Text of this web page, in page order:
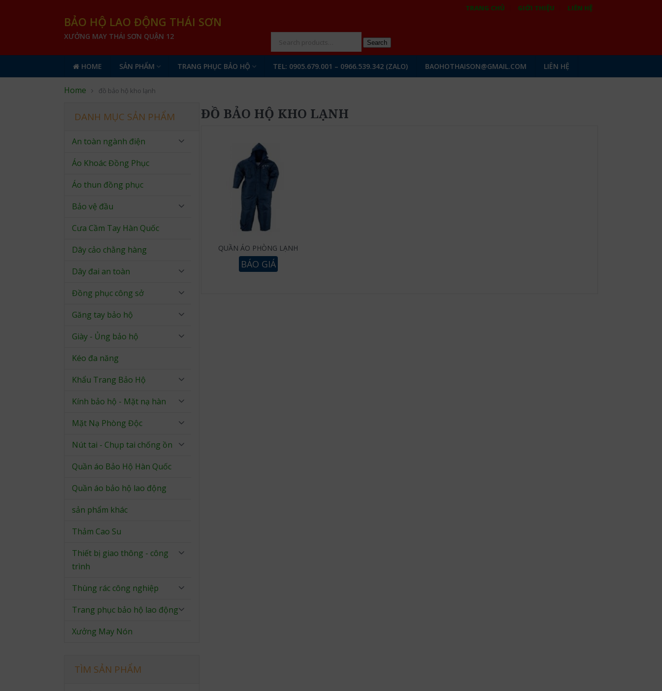
TRANG CHỦ GIỚI THIỆU LIÊN HỆ
BẢO HỘ LAO ĐỘNG THÁI SƠN
XƯỞNG MAY THÁI SƠN QUẬN 12
Search
HOME SẢN PHẨM TRANG PHỤC BẢO HỘ TEL: 0905.679.001 – 0966.539.342 (ZALO) BAOHOTHAISON@GMAIL.COM LIÊN HỆ
Home đồ bảo hộ kho lạnh
ĐỒ BẢO HỘ KHO LẠNH
QUẦN ÁO PHÒNG LẠNH
BÁO GIÁ
DANH MỤC SẢN PHẨM
An toàn ngành điện
Áo Khoác Đồng Phục
Áo thun đồng phục
Bảo vệ đầu
Cưa Cầm Tay Hàn Quốc
Dây cảo chằng hàng
Dây đai an toàn
Đồng phục công sở
Găng tay bảo hộ
Giày - Ủng bảo hộ
Kéo đa năng
Khẩu Trang Bảo Hộ
Kính bảo hộ - Mặt nạ hàn
Mặt Nạ Phòng Độc
Nút tai - Chụp tai chống ồn
Quần áo Bảo Hộ Hàn Quốc
Quần áo bảo hộ lao động
sản phẩm khác
Thảm Cao Su
Thiết bị giao thông - công
trình
Thùng rác công nghiệp
Trang phục bảo hộ lao động
Xưởng May Nón
TÌM SẢN PHẨM